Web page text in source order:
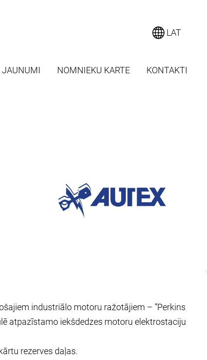
JAUNUMI NOMNIEKU KARTE KONTAKTI
LAT
industriālo motoru ražotājiem – ”Perkins
atpazīstamo iekšdedzes motoru elektrostaciju
rezerves daļas.